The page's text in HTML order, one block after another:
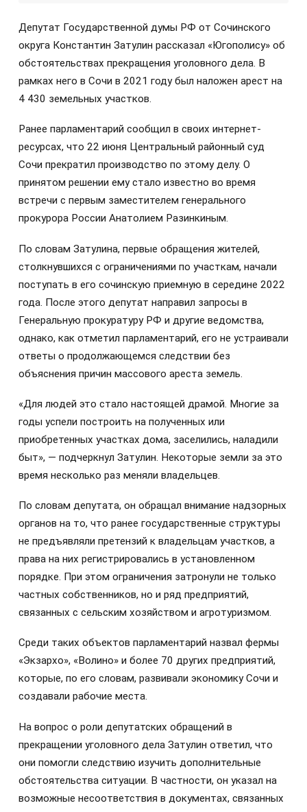
Депутат Государственной думы РФ от Сочинского
округа Константин Затулин рассказал «Югополису» об
обстоятельствах прекращения уголовного дела. В
рамках него в Сочи в 2021 году был наложен арест на
4 430 земельных участков.
Ранее парламентарий сообщил в своих интернет-
ресурсах, что 22 июня Центральный районный суд
Сочи прекратил производство по этому делу. О
принятом решении ему стало известно во время
встречи с первым заместителем генерального
прокурора России Анатолием Разинкиным.
По словам Затулина, первые обращения жителей,
столкнувшихся с ограничениями по участкам, начали
поступать в его сочинскую приемную в середине 2022
года. После этого депутат направил запросы в
Генеральную прокуратуру РФ и другие ведомства,
однако, как отметил парламентарий, его не устраивали
ответы о продолжающемся следствии без
объяснения причин массового ареста земель.
«Для людей это стало настоящей драмой. Многие за
годы успели построить на полученных или
приобретенных участках дома, заселились, наладили
быт», — подчеркнул Затулин. Некоторые земли за это
время несколько раз меняли владельцев.
По словам депутата, он обращал внимание надзорных
органов на то, что ранее государственные структуры
не предъявляли претензий к владельцам участков, а
права на них регистрировались в установленном
порядке. При этом ограничения затронули не только
частных собственников, но и ряд предприятий,
связанных с сельским хозяйством и агротуризмом.
Среди таких объектов парламентарий назвал фермы
«Экзархо», «Волино» и более 70 других предприятий,
которые, по его словам, развивали экономику Сочи и
создавали рабочие места.
На вопрос о роли депутатских обращений в
прекращении уголовного дела Затулин ответил, что
они помогли следствию изучить дополнительные
обстоятельства ситуации. В частности, он указал на
возможные несоответствия в документах, связанных